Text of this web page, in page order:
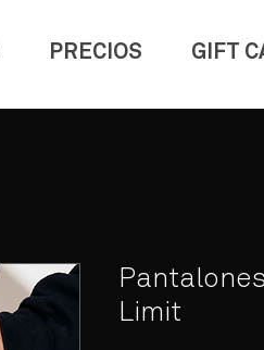
PRECIOS GIFT
Limit